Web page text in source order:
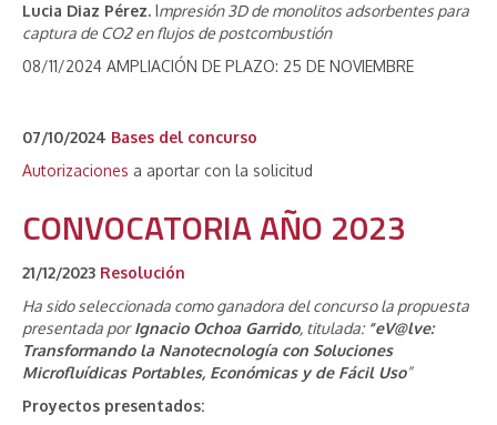
Lucia Diaz Pérez. Impresión 3D de monolitos adsorbentes para
captura de CO2 en flujos de postcombustión
08/11/2024 AMPLIACIÓN DE PLAZO: 25 DE NOVIEMBRE
07/10/2024 Bases del concurso
Autorizaciones a aportar con la solicitud
CONVOCATORIA AÑO 2023
21/12/2023 Resolución
Ha sido seleccionada como ganadora del concurso la propuesta
presentada porIgnacio Ochoa Garrido, titulada: “eV@lve:
Transformando la Nanotecnología con Soluciones
Microfluídicas Portables, Económicas y de Fácil Uso”
Proyectos presentados: